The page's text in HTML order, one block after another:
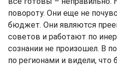
повороту. Они еще не
бюджет. Они являются
советов и работают по
сознании не произошел. В
по регионами и видели, что